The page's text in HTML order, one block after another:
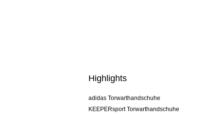
Highlights
adidas Torwarthandschuhe
KEEPERsport Torwarthandschuhe